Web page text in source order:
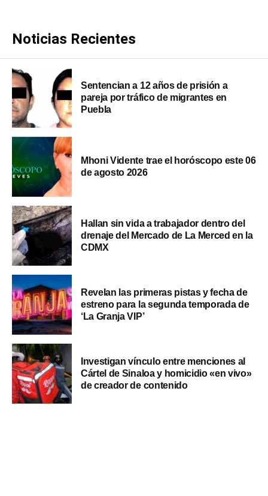
Noticias Recientes
Sentencian a 12 años de prisión a
pareja por tráfico de migrantes en
Puebla
Mhoni Vidente trae el horóscopo este 06
de agosto 2026
Hallan sin vida a trabajador dentro del
drenaje del Mercado de La Merced en la
CDMX
Revelan las primeras pistas y fecha de
estreno para la segunda temporada de
‘La Granja VIP’
Investigan vínculo entre menciones al
Cártel de Sinaloa y homicidio «en vivo»
de creador de contenido